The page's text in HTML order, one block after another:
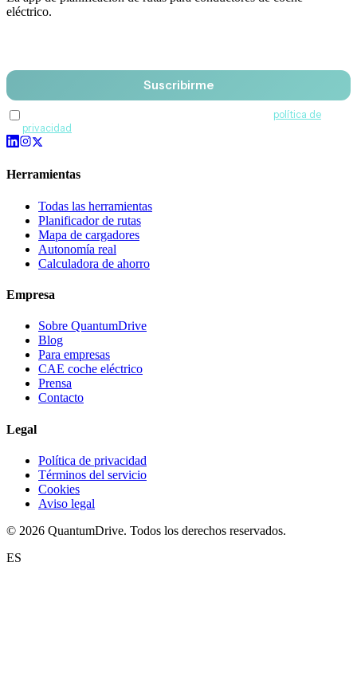
eléctrico.
Suscribirme
política de
privacidad
Herramientas
Todas las herramientas
Planificador de rutas
Mapa de cargadores
Autonomía real
Calculadora de ahorro
Empresa
Sobre QuantumDrive
Blog
Para empresas
CAE coche eléctrico
Prensa
Contacto
Legal
Política de privacidad
Términos del servicio
Cookies
Aviso legal
© 2026 QuantumDrive. Todos los derechos reservados.
ES